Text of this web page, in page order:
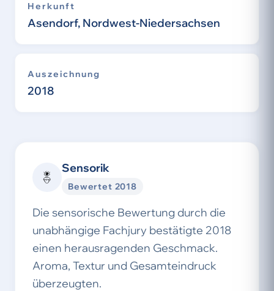
Herkunft
Asendorf, Nordwest-Niedersachsen
Auszeichnung
2018
Sensorik
Bewertet 2018
Die sensorische Bewertung durch die
unabhängige Fachjury bestätigte 2018
einen herausragenden Geschmack.
Aroma, Textur und Gesamteindruck
überzeugten.